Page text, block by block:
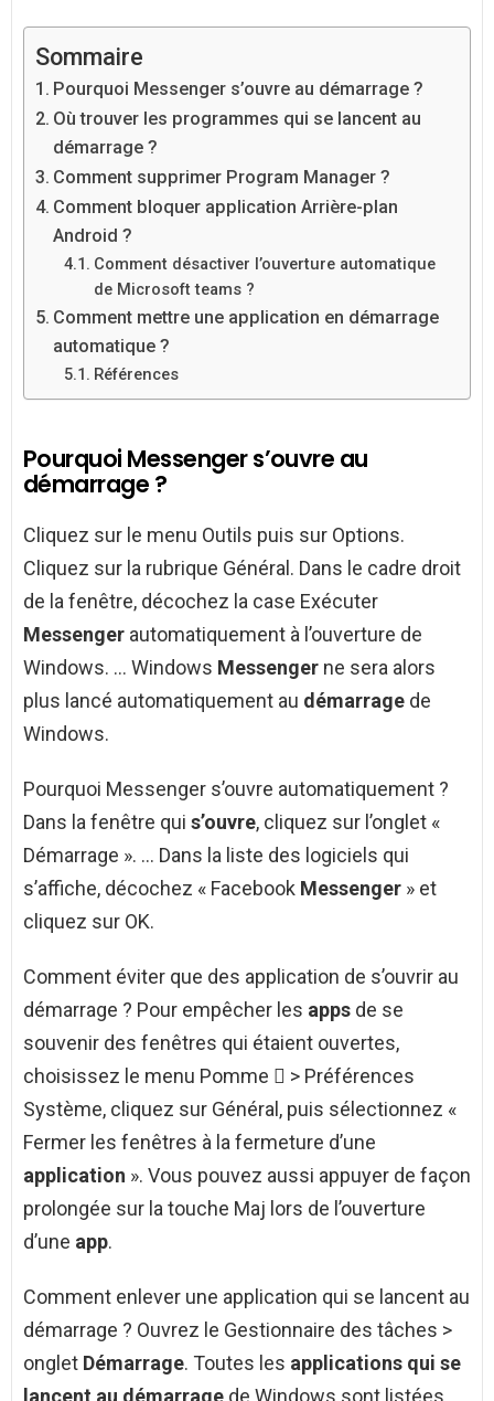
Sommaire
Pourquoi Messenger s’ouvre au démarrage ?
Où trouver les programmes qui se lancent au
démarrage ?
Comment supprimer Program Manager ?
Comment bloquer application Arrière-plan
Android ?
Comment désactiver l’ouverture automatique
de Microsoft teams ?
Comment mettre une application en démarrage
automatique ?
Références
Pourquoi Messenger s’ouvre au
démarrage ?
Cliquez sur le menu Outils puis sur Options.
Cliquez sur la rubrique Général. Dans le cadre droit
de la fenêtre, décochez la case Exécuter
Messenger automatiquement à l’ouverture de
Windows. … Windows Messenger ne sera alors
plus lancé automatiquement au démarrage de
Windows.
Pourquoi Messenger s’ouvre automatiquement ?
Dans la fenêtre qui s’ouvre, cliquez sur l’onglet «
Démarrage ». … Dans la liste des logiciels qui
s’affiche, décochez « Facebook Messenger » et
cliquez sur OK.
Comment éviter que des application de s’ouvrir au
démarrage ? Pour empêcher les apps de se
souvenir des fenêtres qui étaient ouvertes,
choisissez le menu Pomme  > Préférences
Système, cliquez sur Général, puis sélectionnez «
Fermer les fenêtres à la fermeture d’une
application ». Vous pouvez aussi appuyer de façon
prolongée sur la touche Maj lors de l’ouverture
d’une app.
Comment enlever une application qui se lancent au
démarrage ? Ouvrez le Gestionnaire des tâches >
onglet Démarrage. Toutes les applications qui se
lancent au démarrage de Windows sont listées